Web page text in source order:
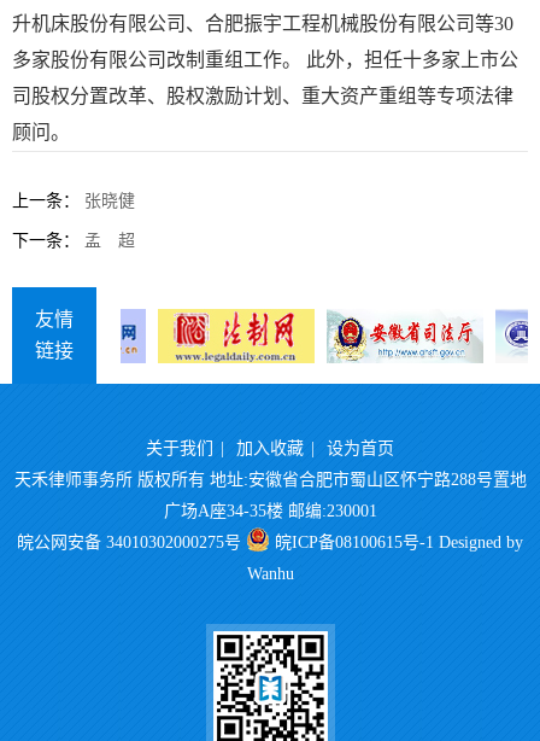
升机床股份有限公司、合肥振宇工程机械股份有限公司等30
多家股份有限公司改制重组工作。 此外，担任十多家上市公
司股权分置改革、股权激励计划、重大资产重组等专项法律
顾问。
上一条： 张晓健
下一条： 孟 超
友情
链接
关于我们 加入收藏
设为首页
天禾律师事务所 版权所有 地址:安徽省合肥市蜀山区怀宁路288号置地
广场A座34-35楼 邮编:230001
皖公网安备 34010302000275号
皖ICP备08100615号-1 Designed by
Wanhu